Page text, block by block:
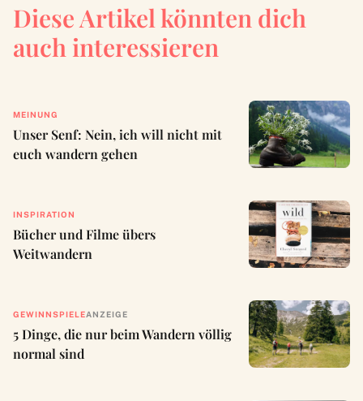
Diese Artikel könnten dich
auch interessieren
MEINUNG
Unser Senf: Nein, ich will nicht mit
euch wandern gehen
INSPIRATION
Bücher und Filme übers
Weitwandern
GEWINNSPIELEANZEIGE
5 Dinge, die nur beim Wandern völlig
normal sind